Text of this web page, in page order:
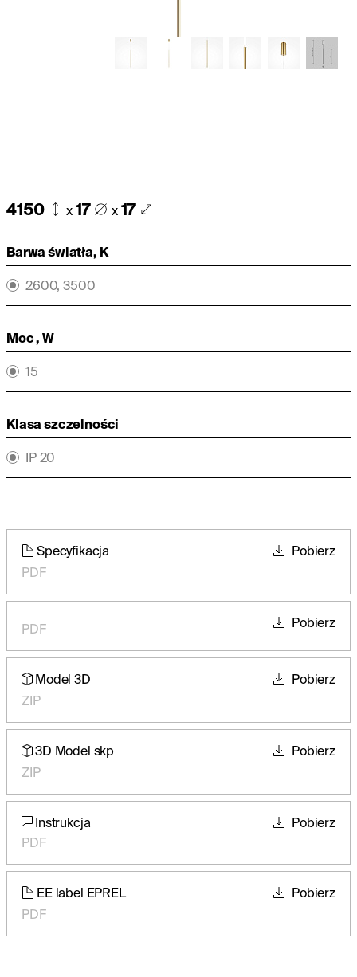
4150 x 17 x 17
Barwa światła, K
2600, 3500
Moc , W
15
Klasa szczelności
IP 20
Specyfikacja
PDF
Pobierz
PDF Pobierz
Model 3D
ZIP
Pobierz
3D Model skp
ZIP
Pobierz
Instrukcja
PDF
Pobierz
EE label EPREL
PDF
Pobierz